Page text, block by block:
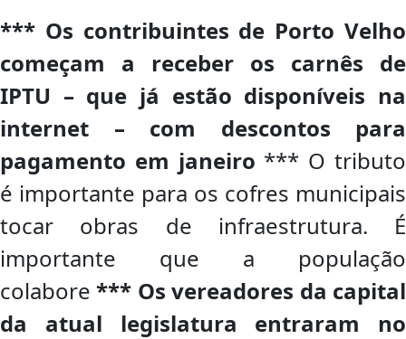
*** Os contribuintes de Porto Velho
começam a receber os carnês de
IPTU – que já estão disponíveis na
internet – com descontos para
pagamento em janeiro *** O tributo
é importante para os cofres municipais
tocar obras de infraestrutura. É
importante que a população
colabore*** Os vereadores da capital
da atual legislatura entraram no